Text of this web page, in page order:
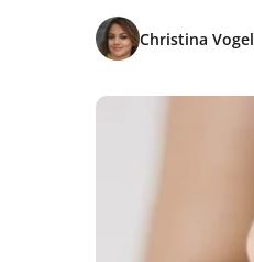
Christina Vogel